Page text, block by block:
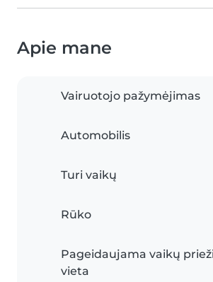
Apie mane
Vairuotojo pažymėjimas
Automobilis
Turi vaikų
Rūko
Pageidaujama vaikų
vieta